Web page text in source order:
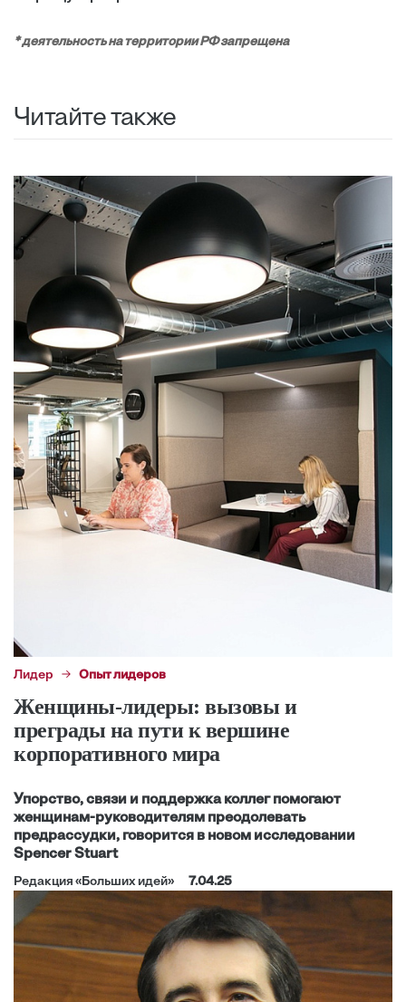
* деятельность на территории РФ запрещена
Читайте также
Лидер Опыт лидеров
Женщины-лидеры: вызовы и
преграды на пути к вершине
корпоративного мира
Упорство, связи и поддержка коллег помогают
женщинам-руководителям преодолевать
предрассудки, говорится в новом исследовании
Spencer Stuart
Редакция «Больших идей» 7.04.25